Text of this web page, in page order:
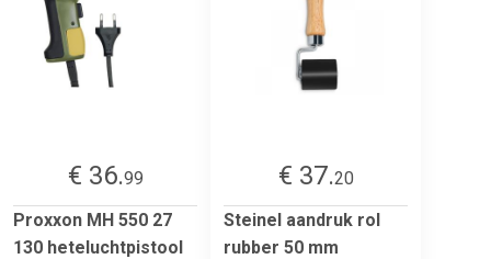
€ 36.99
Proxxon MH 550 27
130 heteluchtpistool
€ 37.20
Steinel aandruk rol
rubber 50 mm